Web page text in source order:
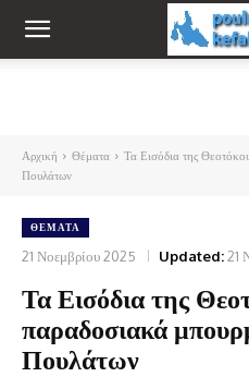
Αρχική Θέματα
Τα Εισόδια της
Πουλάτων
ΘΈΜΑΤΑ
21 Νοεμβρίου 2025 Updated:21
Τα Εισόδια της
παραδοσιακά
Πουλάτων